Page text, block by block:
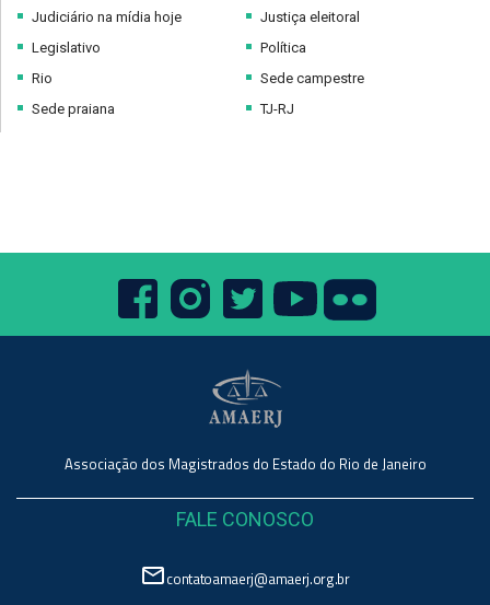
Judiciário na mídia hoje
Legislativo
Rio
Sede praiana
Justiça eleitoral
Política
Sede campestre
TJ-RJ
Associação dos Magistrados do Estado do Rio de Janeiro
FALE CONOSCO
mail_outlinecontatoamaerj@amaerj.org.br